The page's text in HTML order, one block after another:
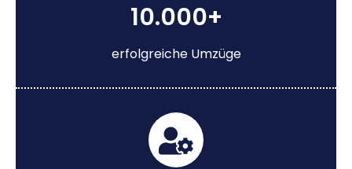
10.000+
erfolgreiche Umzüge